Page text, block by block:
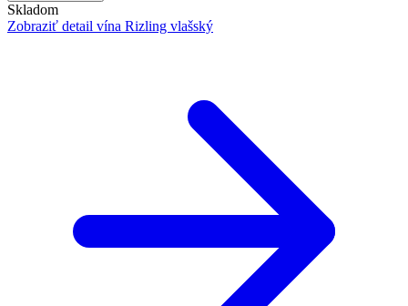
Skladom
Zobraziť detail vína Rizling vlašský